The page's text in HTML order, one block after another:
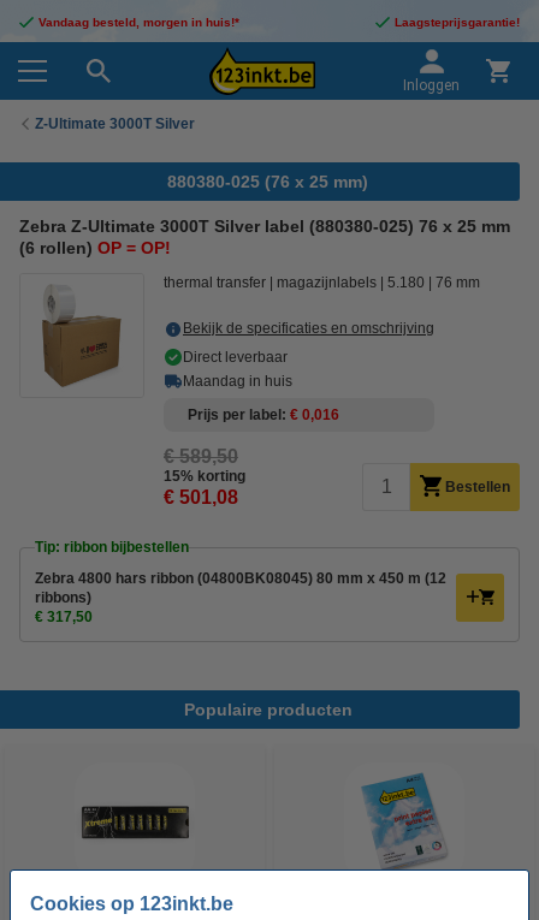
Cookies op 123inkt.be
Vandaag besteld, morgen in huis!* Laagsteprijsgarantie!
Inloggen
Z-Ultimate 3000T Silver
880380-025 (76 x 25 mm)
Zebra Z-Ultimate 3000T Silver label (880380-025) 76 x 25 mm
(6 rollen) OP = OP!
thermal transfer magazijnlabels 5.180 76 mm
Bekijk de specificaties en omschrijving
Direct leverbaar
Maandag in huis
Prijs per label
€ 0,016
€ 589,50
15% korting
€ 501,08 Bestellen
Tip: ribbon bijbestellen
Zebra 4800 hars ribbon (04800BK08045) 80 mm x 450 m (12
ribbons)
€ 317,50
Populaire producten